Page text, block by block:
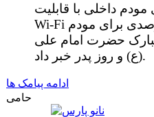
درصدی برای مودم داخلی با قابلیت
Wi-Fi و ۳۳ درصدی برای مودم USB وایمکس خود به
حضرت امام علی
(ع) و روز پدر خبر داد.
ادامه پیامک ها
حامی